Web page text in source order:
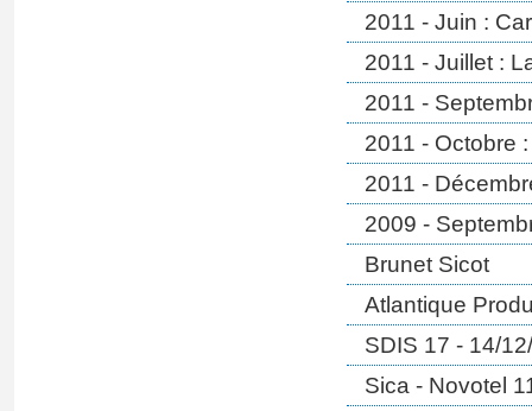
2011 - Juin :
2011 - Juillet :
2011 -
2011 - Octobre
2011 -
2009 -
Brunet Sicot
Atlantique
SDIS 17 - 14/
Sica - Novotel